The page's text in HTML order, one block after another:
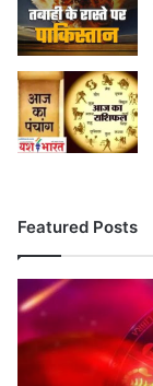
Featured Posts
राशिफल
07
अगस्त
2026